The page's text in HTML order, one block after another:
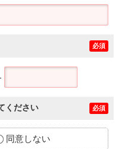
必須
ください 必須
同意しない